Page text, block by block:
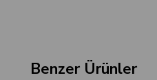
Benzer Ürünler